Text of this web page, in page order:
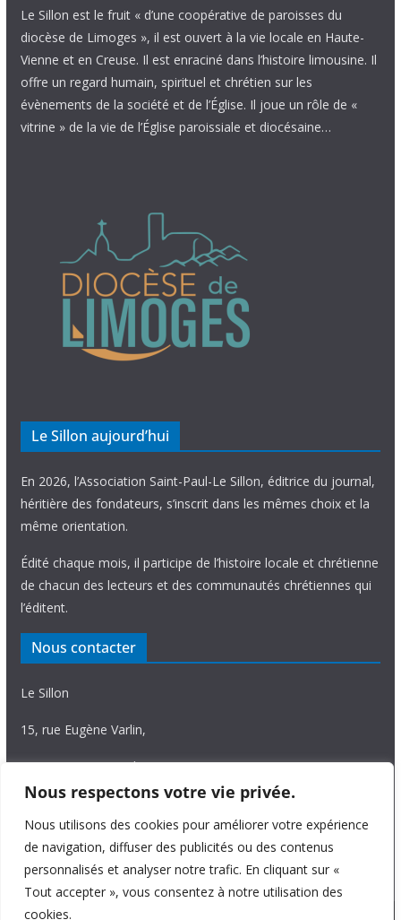
Nous respectons votre vie privée.
Nous utilisons des cookies pour améliorer votre expérience
de navigation, diffuser des publicités ou des contenus
personnalisés et analyser notre trafic. En cliquant sur «
Tout accepter », vous consentez à notre utilisation des
cookies.
Le Sillon est le fruit « d’une coopérative de paroisses du
diocèse de Limoges », il est ouvert à la vie locale en Haute-
Vienne et en Creuse. Il est enraciné dans l’histoire limousine. Il
offre un regard humain, spirituel et chrétien sur les
évènements de la société et de l’Église. Il joue un rôle de «
vitrine » de la vie de l’Église paroissiale et diocésaine…
Le Sillon aujourd’hui
En 2026, l’Association Saint-Paul-Le Sillon, éditrice du journal,
héritière des fondateurs, s’inscrit dans les mêmes choix et la
même orientation.
Édité chaque mois, il participe de l’histoire locale et chrétienne
de chacun des lecteurs et des communautés chrétiennes qui
l’éditent.
Nous contacter
Le Sillon
15, rue Eugène Varlin,
87036 Limoges Cedex.
Tél. 05 55 06 14 15
Nous écrire